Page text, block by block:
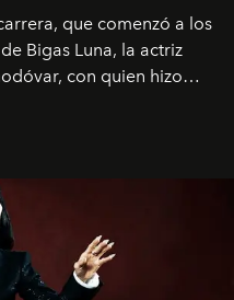
que comenzó a los
Bigas Luna, la actriz
con quien hizo
entre Europa y